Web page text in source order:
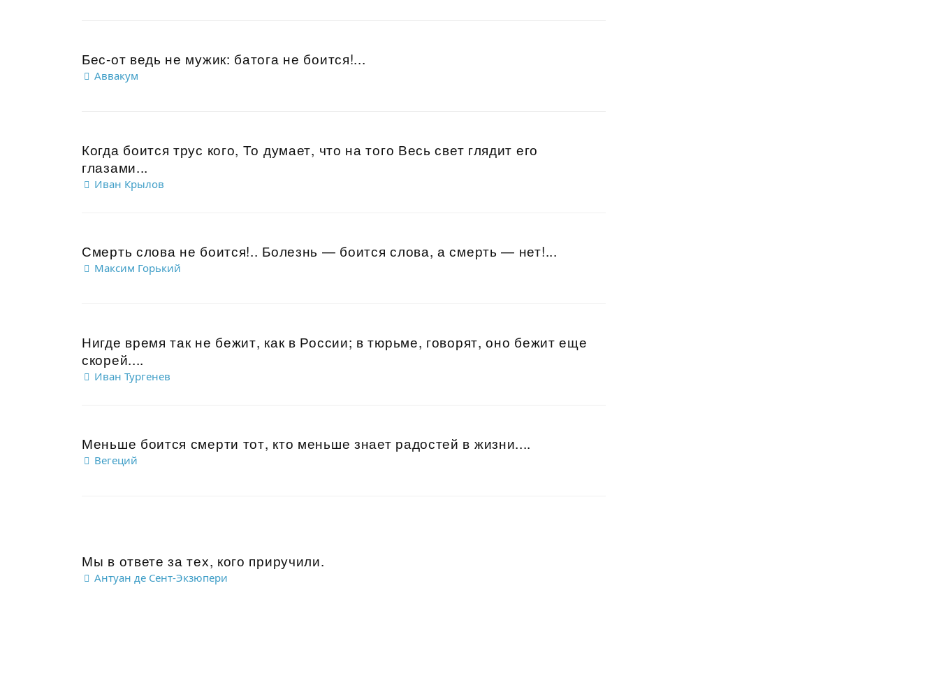
Бес-от ведь не мужик: батога не боится!...
Аввакум
Когда боится трус кого, То думает, что на того Весь свет глядит его
глазами...
Иван Крылов
Смерть слова не боится!.. Болезнь — боится слова, а смерть — нет!...
Максим Горький
Нигде время так не бежит, как в России; в тюрьме, говорят, оно бежит еще
скорей....
Иван Тургенев
Меньше боится смерти тот, кто меньше знает радостей в жизни....
Вегеций
Мы в ответе за тех, кого приручили.
Антуан де Сент-Экзюпери